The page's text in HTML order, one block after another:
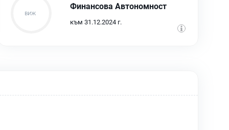
Финансова Автономност
към 31.12.2024 г.